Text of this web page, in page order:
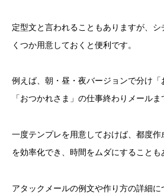
定型文と言われることもありますが、
くつか用意しておくと便利です。
例えば、朝・昼・夜バージョンで分け「
「おつかれさま」の仕事終わりメールま
一度テンプレを用意しておけば、都度
を効率化でき、時間をムダにすることも
アタックメールの例文や作り方の詳細